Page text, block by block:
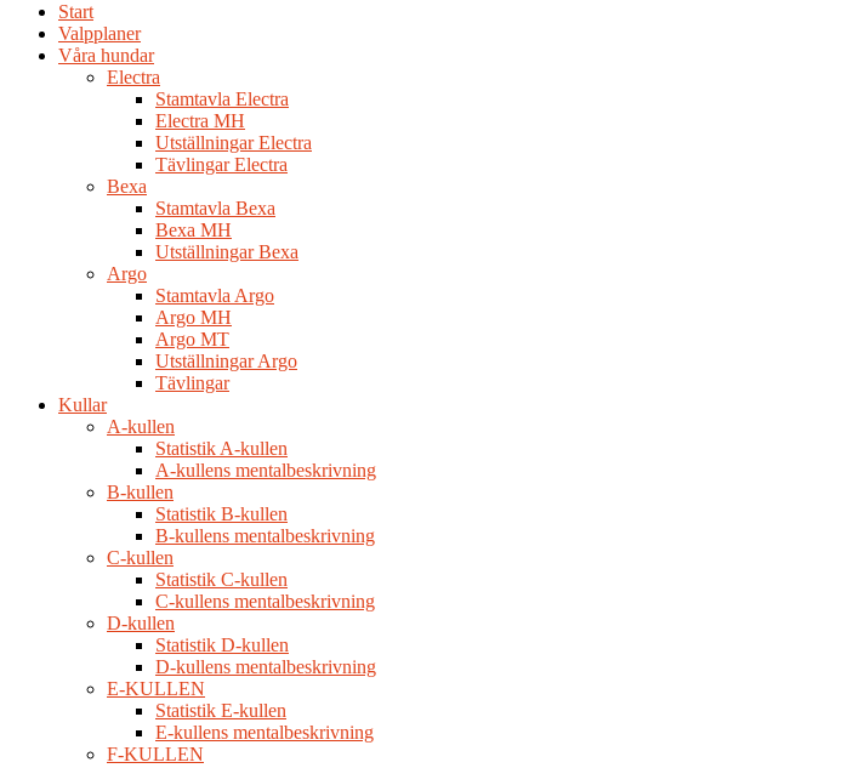
Start
Valpplaner
Våra hundar
Electra
Stamtavla Electra
Electra MH
Utställningar Electra
Tävlingar Electra
Bexa
Stamtavla Bexa
Bexa MH
Utställningar Bexa
Argo
Stamtavla Argo
Argo MH
Argo MT
Utställningar Argo
Tävlingar
Kullar
A-kullen
Statistik A-kullen
A-kullens mentalbeskrivning
B-kullen
Statistik B-kullen
B-kullens mentalbeskrivning
C-kullen
Statistik C-kullen
C-kullens mentalbeskrivning
D-kullen
Statistik D-kullen
D-kullens mentalbeskrivning
E-KULLEN
Statistik E-kullen
E-kullens mentalbeskrivning
F-KULLEN